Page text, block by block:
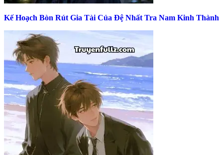
Kế Hoạch Bòn Rút Gia Tài Của Đệ Nhất Tra Nam Kinh Thành